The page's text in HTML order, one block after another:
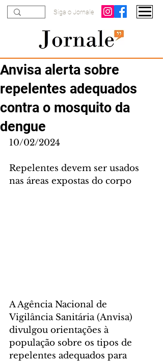
Siga o Jornale
Anvisa alerta sobre
repelentes adequados
contra o mosquito da
dengue
10/02/2024
Repelentes devem ser usados
nas áreas expostas do corpo
A Agência Nacional de
Vigilância Sanitária (Anvisa)
divulgou orientações à
população sobre os tipos de
repelentes adequados para